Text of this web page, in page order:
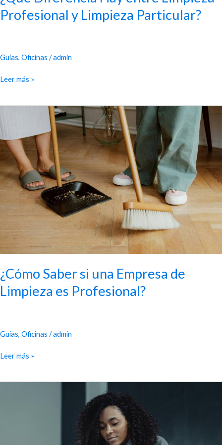
Profesional y Limpieza Particular?
Guias, Oficinas /admin
Leer más »
¿Cómo Saber si una Empresa de
Limpieza es Profesional?
Guias, Oficinas /admin
si
una
Empresa
de
Limpieza
es
Profesional?
Leer más »